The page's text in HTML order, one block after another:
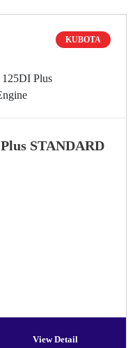
KUBOTA
STANDARD
View Detail